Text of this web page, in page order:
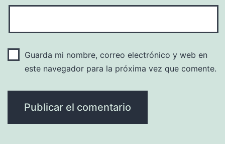
Guarda mi nombre, correo electrónico y web en
este navegador para la próxima vez que comente.